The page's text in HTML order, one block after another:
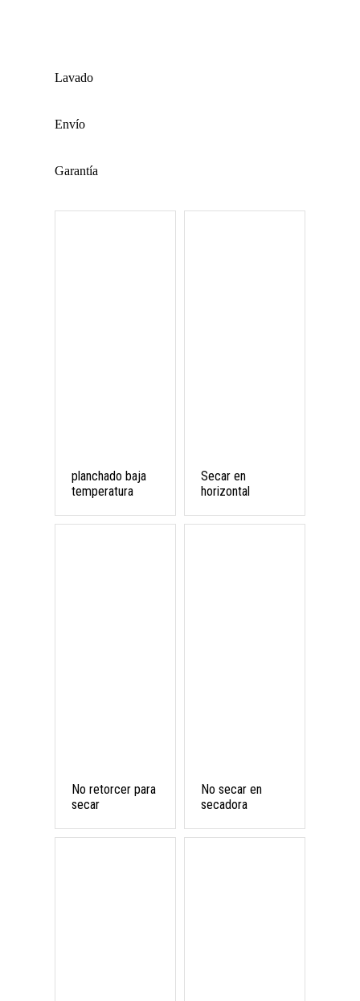
Lavado
Envío
Garantía
planchado baja
temperatura
Secar en
horizontal
No retorcer para
secar
No secar en
secadora